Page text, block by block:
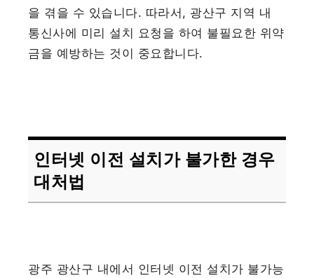
을 겪을 수 있습니다. 따라서, 광산구 지역 내
통신사에 미리 설치 요청을 하여 불필요한 위약
금을 예방하는 것이 중요합니다.
인터넷 이전 설치가 불가한 경우
대처법
광주 광산구 내에서 인터넷 이전 설치가 불가능